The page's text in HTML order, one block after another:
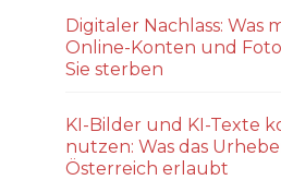
Digitaler Nachlass: Was
Online-Konten und
Sie sterben
KI-Bilder und KI-Texte
nutzen: Was das
Österreich erlaubt